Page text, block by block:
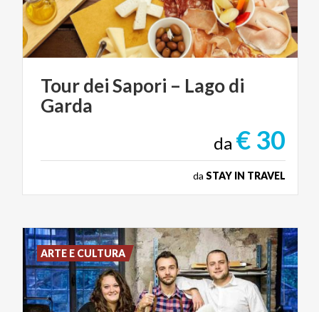
TourdeiSapori – Lagodi
Garda
da € 30
da STAY IN TRAVEL
ARTE E CULTURA